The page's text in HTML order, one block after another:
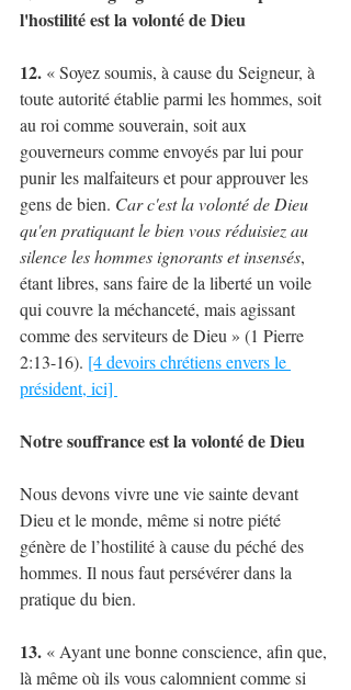
l'hostilité est la volonté de Dieu
12. « Soyez soumis, à cause du Seigneur, à
toute autorité établie parmi les hommes, soit
au roi comme souverain, soit aux
gouverneurs comme envoyés par lui pour
punir les malfaiteurs et pour approuver les
gens de bien. Car c'est la volonté de Dieu
qu'en pratiquant le bien vous réduisiez au
silence les hommes ignorants et insensés,
étant libres, sans faire de la liberté un voile
qui couvre la méchanceté, mais agissant
comme des serviteurs de Dieu » (1 Pierre
2:13-16). [4 devoirs chrétiens envers le
président, ici]
Notre souffrance est la volonté de Dieu
Nous devons vivre une vie sainte devant
Dieu et le monde, même si notre piété
génère de l’hostilité à cause du péché des
hommes. Il nous faut persévérer dans la
pratique du bien.
13. « Ayant une bonne conscience, afin que,
là même où ils vous calomnient comme si